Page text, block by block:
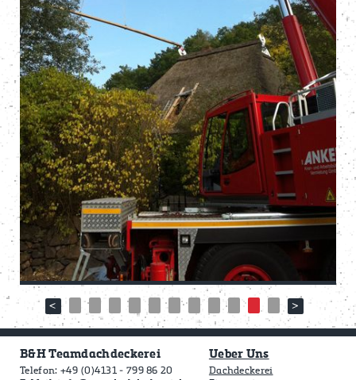
B&H Teamdachdeckerei
Telefon: +49 (0)4131 - 799 86 20
Ueber Uns
Dachdeckerei